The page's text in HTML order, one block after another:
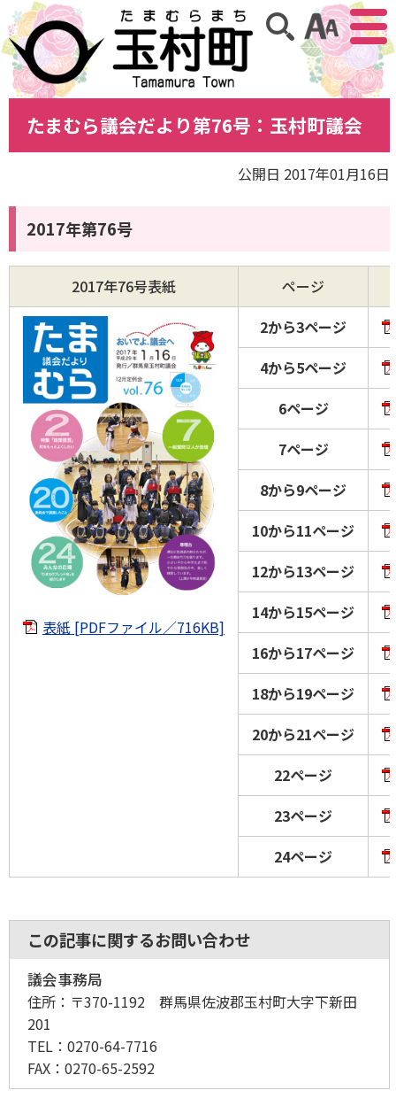
アクセ
サイト内検索
たまむら議会だより第76号：玉村町議会
公開日 2017年01月16日
2017年第76号
2017年76号表紙 ページ
表紙 [PDFファイル／716KB]
2から3ページ
4から5ページ
6ページ
7ページ
8から9ページ
10から11ページ
12から13ページ
14から15ページ
16から17ページ
18から19ページ
20から21ページ
22ページ
23ページ
24ページ
この記事に関するお問い合わせ
議会事務局
住所： 〒370-1192 群馬県佐波郡玉村町大字下新田
201
TEL： 0270-64-7716
FAX： 0270-65-2592